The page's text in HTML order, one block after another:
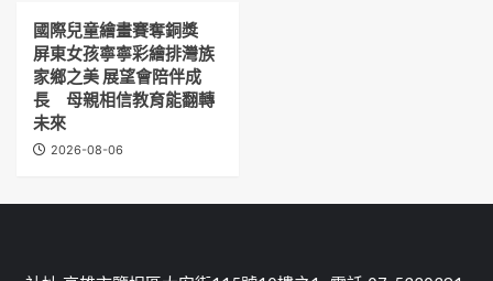
國際兒童繪畫賽奪銅獎
屏東女孩寧寧彩繪排灣族
家鄉之美 展望會陪伴成
長 母親相信教育能翻轉
未來
2026-08-06